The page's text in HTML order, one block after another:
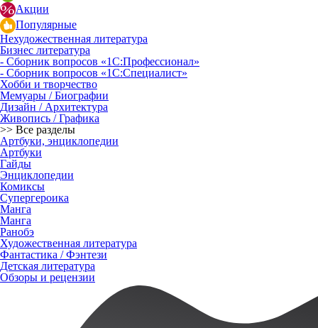
Акции
Популярные
Нехудожественная литература
Бизнес литература
- Сборник вопросов «1С:Профессионал»
- Сборник вопросов «1С:Специалист»
Хобби и творчество
Мемуары / Биографии
Дизайн / Архитектура
Живопись / Графика
>> Все разделы
Артбуки, энциклопедии
Артбуки
Гайды
Энциклопедии
Комиксы
Супергероика
Манга
Манга
Ранобэ
Художественная литература
Фантастика / Фэнтези
Детская литература
Обзоры и рецензии